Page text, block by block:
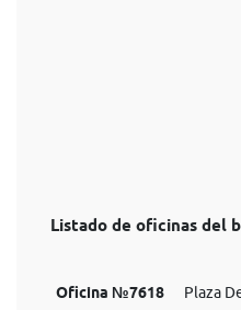
Listado de oficinas del
Oficina №7618 Plaza